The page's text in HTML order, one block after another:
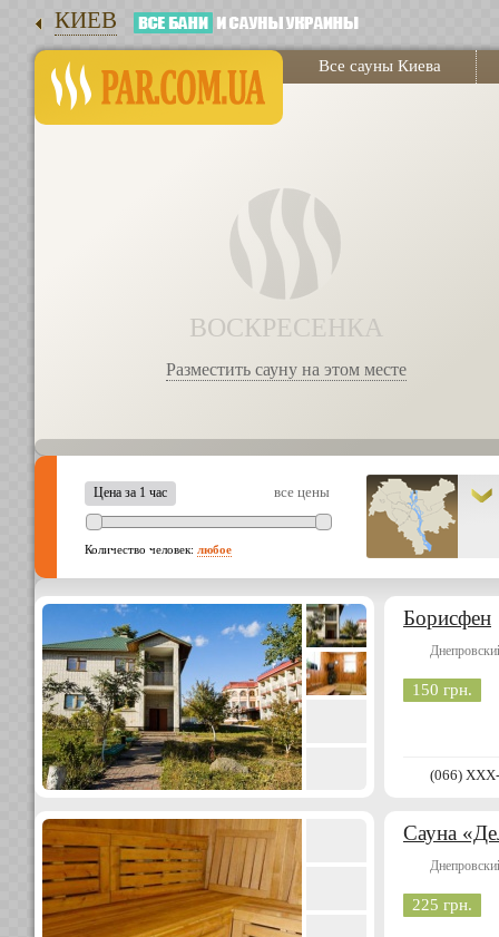
КИЕВ
Все сауны Киева
ВОСКРЕСЕНКА
Разместить сауну на этом месте
Цена за 1 час все цены
Количество человек: любое
Борисфен
150 грн.
(066)
Сауна
225 грн.